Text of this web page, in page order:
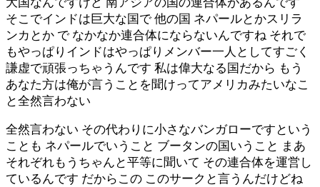
そこでインドは巨大な国で 他の国 ネパールとかスリラ
ンカとか で なかなか連合体にならないんですね それで
もやっぱりインドはやっぱりメンバー一人としてすごく
謙虚で頑張っちゃうんです 私は偉大なる国だから もう
あなた方は俺が言うことを聞けってアメリカみたいなこ
と全然言わない
全然言わない その代わりに小さなバンガローですという
ことも ネパールでいうこと ブータンの国いうこと まあ
それぞれもうちゃんと平等に聞いて その連合体を運営し
ているんです だからこの このサークと言うんだけどね